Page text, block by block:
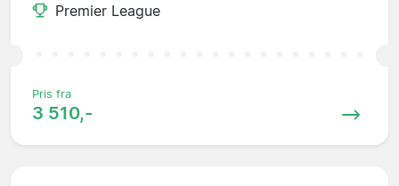
Premier League
Pris fra
3 510,-